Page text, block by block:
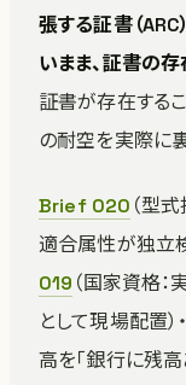
張する証書（
いまま、証書の
証書が存在する
の耐空を実際に
Brief 020 （型
適合属性が独立
019 （国家資格
として現場配置）
高を「銀行に残高